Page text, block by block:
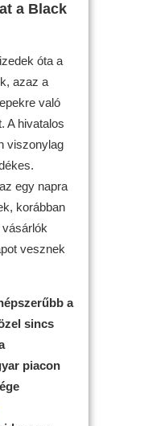
a Black
óta a
azaz a
való
A hivatalos
viszonylag
egy napra
korábban
vesznek
a
sincs
piacon